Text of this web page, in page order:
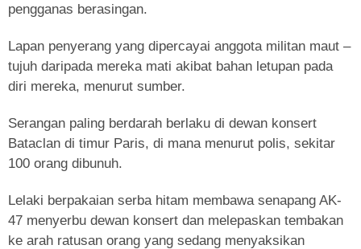
pengganas berasingan.
Lapan penyerang yang dipercayai anggota militan maut –
tujuh daripada mereka mati akibat bahan letupan pada
diri mereka, menurut sumber.
Serangan paling berdarah berlaku di dewan konsert
Bataclan di timur Paris, di mana menurut polis, sekitar
100 orang dibunuh.
Lelaki berpakaian serba hitam membawa senapang AK-
47 menyerbu dewan konsert dan melepaskan tembakan
ke arah ratusan orang yang sedang menyaksikan